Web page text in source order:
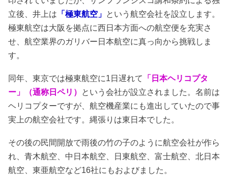
立後、井上は 「極東航空」 という航空会社を設立します。
極東航空は大阪を拠点に西日本方面への航空便を充実さ
せ、航空業界のガリバー日本航空に真っ向から挑戦しま
す。
同年、東京では極東航空に1日遅れて
「日本ヘリコプタ
ー」（通称日ペリ）
という会社が設立されました。名前は
ヘリコプターですが、航空機産業にも進出していたので事
実上の航空会社です。縄張りは東日本でした。
その後の民間開放で雨後の竹の子のように航空会社が作ら
れ、青木航空、中日本航空、日東航空、富士航空、北日本
航空、東亜航空など16社にもおよびました。